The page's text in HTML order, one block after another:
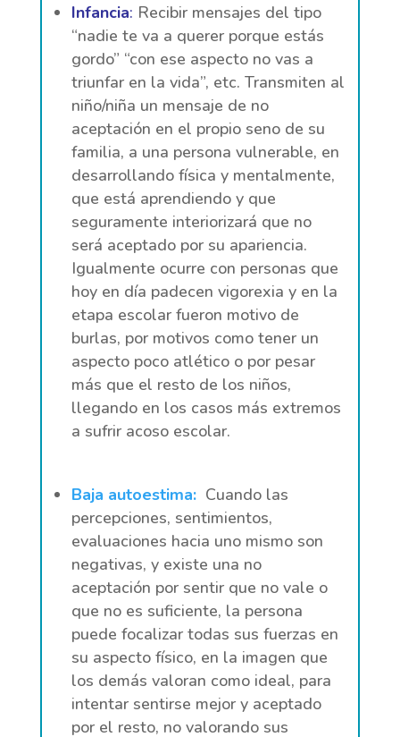
Infancia: Recibir mensajes del tipo
“nadie te va a querer porque estás
gordo” “con ese aspecto no vas a
triunfar en la vida”, etc. Transmiten al
niño/niña un mensaje de no
aceptación en el propio seno de su
familia, a una persona vulnerable, en
desarrollando física y mentalmente,
que está aprendiendo y que
seguramente interiorizará que no
será aceptado por su apariencia.
Igualmente ocurre con personas que
hoy en día padecen vigorexia y en la
etapa escolar fueron motivo de
burlas, por motivos como tener un
aspecto poco atlético o por pesar
más que el resto de los niños,
llegando en los casos más extremos
a sufrir acoso escolar.
Baja autoestima: Cuando las
percepciones, sentimientos,
evaluaciones hacia uno mismo son
negativas, y existe una no
aceptación por sentir que no vale o
que no es suficiente, la persona
puede focalizar todas sus fuerzas en
su aspecto físico, en la imagen que
los demás valoran como ideal, para
intentar sentirse mejor y aceptado
por el resto, no valorando sus